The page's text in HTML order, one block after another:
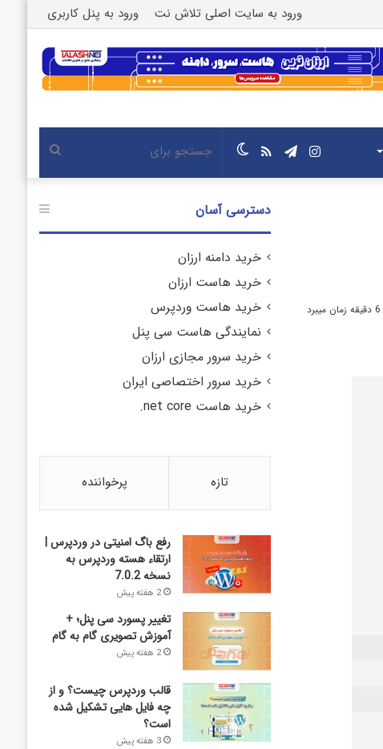
ورود به سایت اصلی تلاش نت ورود به پنل کاربری
جستجو تغییر
پوسته
خوراکتلگرام
اینستاگرام
دسترسی آسان
خرید دامنه ارزان
خرید هاست ارزان
خرید هاست وردپرس
نمایندگی هاست سی پنل
خرید سرور مجازی ارزان
خرید سرور اختصاصی ایران
خرید هاست net core.
تازه پرخواننده
رفع باگ امنیتی در وردپرس |
ارتقاء هسته وردپرس به
نسخه 7.0.2
2 هفته پیش
تغییر پسورد سی پنل؛ +
آموزش تصویری گام به گام
2 هفته پیش
قالب وردپرس چیست؟ و از
چه فایل­ هایی تشکیل شده
است؟
3 هفته پیش